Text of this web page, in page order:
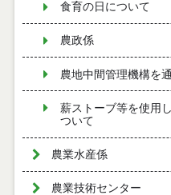
食育の日について
農政係
農地中間管理機構を
薪ストーブ等を使用
ついて
農業水産係
農業技術センター